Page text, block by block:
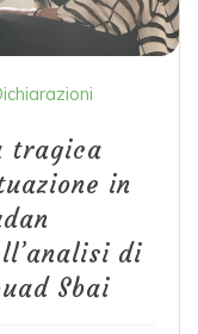
tragica
in
di
Sbai